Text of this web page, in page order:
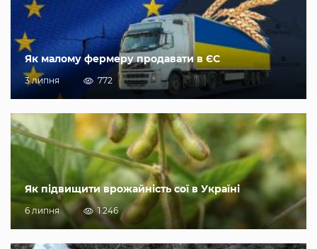
Як малому фермеру продавати в ЄС
3 липня 772
Як підвищити врожайність сої в Україні
6 липня 1 246